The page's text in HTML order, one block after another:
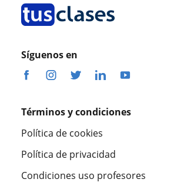
Síguenos en
Términos y condiciones
Política de cookies
Política de privacidad
Condiciones uso profesores